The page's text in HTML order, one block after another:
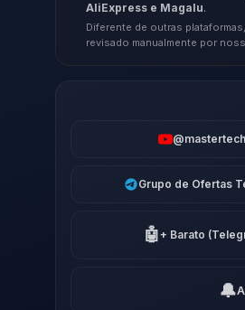
AliExpress e Magalu.
Diferente de outras plataformas,
revisado manualmente por
Grupo de Ofertas
🤖+ Barato
🔔